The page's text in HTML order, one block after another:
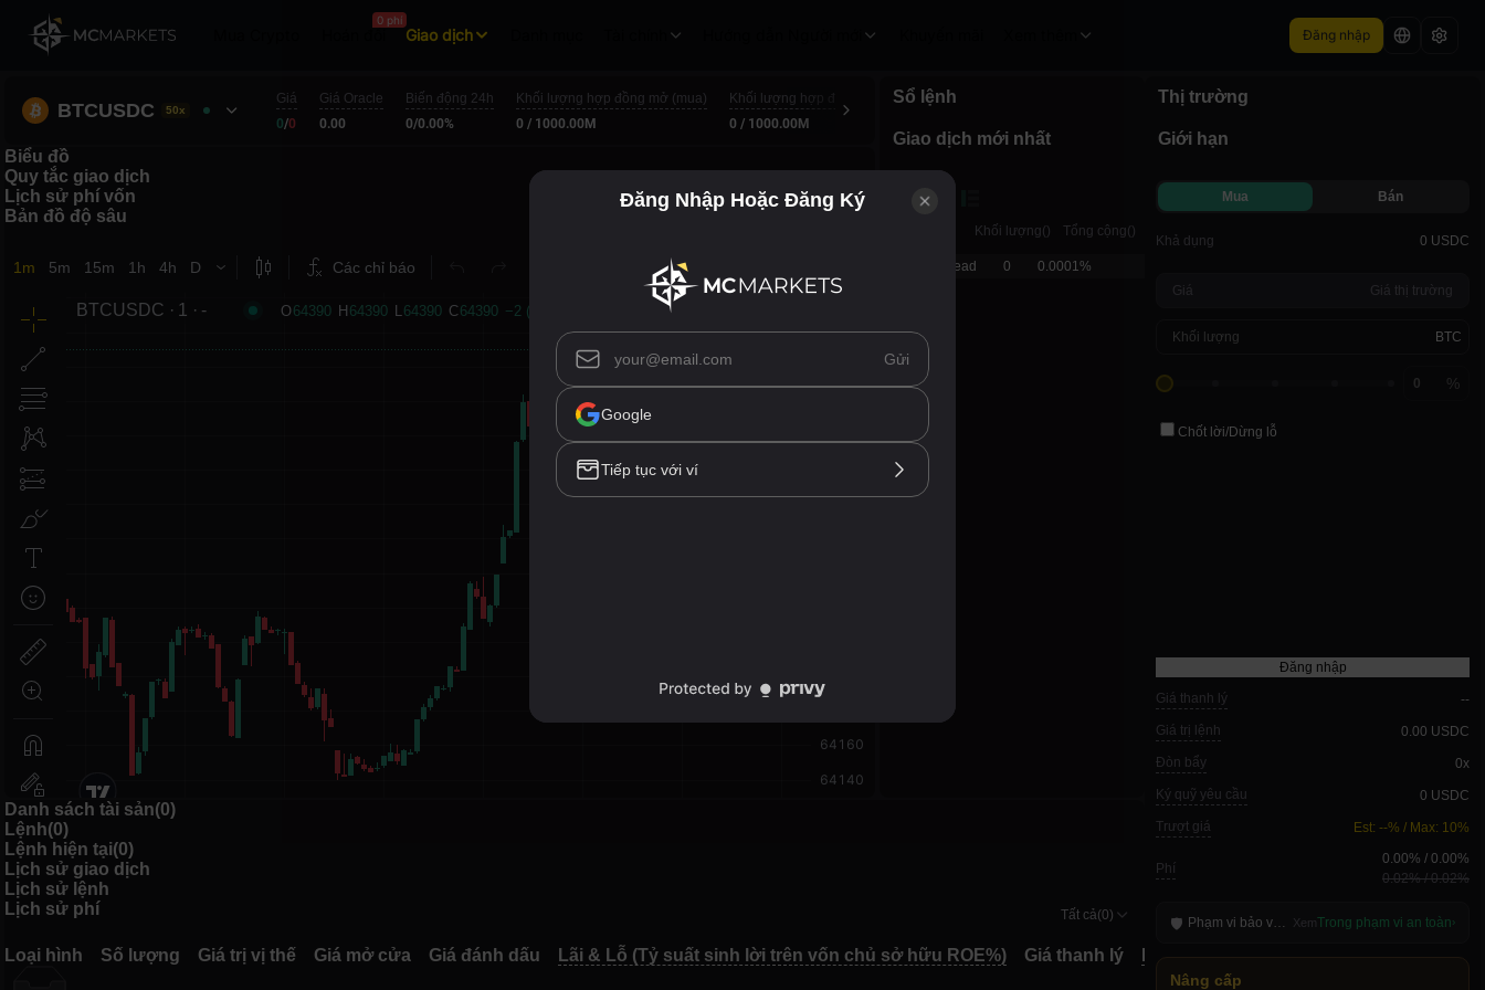
0 phí
Giao dịch Đăng nhập
BTCUSDC 50x
Giá
0/0
Giá Oracle
0.00
Biến động 24h
0/0.00%
Khối lượng hợp đồng mở (mua)
0 / 1000.00M
Khối lượng hợp đồng mở (bán khống)
0 / 1000.00M
Đếm ngược
Biểu đồ
Quy tắc giao dịch
Lịch sử phí vốn
Bản đồ độ sâu
Sổ lệnh
Giao dịch mới nhất
Khối lượng() Tổng cộng()
Spread 0 0.0001%
Danh sách tài sản(0)
Lệnh(0)
Lệnh hiện tại(0)
Lịch sử giao dịch
Lịch sử lệnh
Lịch sử phí
Tất cả(0)
Loại hình Số lượng Giá trị vị thế Giá mở cửa Giá đánh dấu Lãi & Lỗ (Tỷ suất sinh lời trên vốn chủ sở hữu ROE%) Giá thanh lý Ký quỹ Lãi suất vốn Đóng tất cảTP/SL
Ký quỹ Lãi suất vốn
Thị trường
Giới hạn
Mua Bán
Khả dụng 0 USDC
Giá Giá thị trường
Khối lượng BTC
%
Chốt lời/Dừng lỗ
Đăng nhập
Giá thanh lý
--
Giá trị lệnh 0.00 USDC
Đòn bẩy 0x
Ký quỹ yêu cầu 0 USDC
Trượt giá Est: --% / Max: 10%
Phí
0.00% / 0.00%
0.02% /0.02%
🛡 Phạm vi bảo vệ giá khớp
XemTrong phạm vi an toàn›
Nâng cấp
Đăng Nhập Hoặc Đăng Ký
Gửi
Google
Tiếp tục với ví